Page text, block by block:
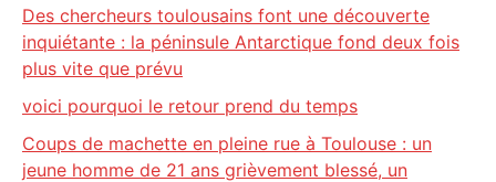
Des chercheurs toulousains font une découverte
inquiétante : la péninsule Antarctique fond deux fois
plus vite que prévu
voici pourquoi le retour prend du temps
Coups de machette en pleine rue à Toulouse : un
jeune homme de 21 ans grièvement blessé, un